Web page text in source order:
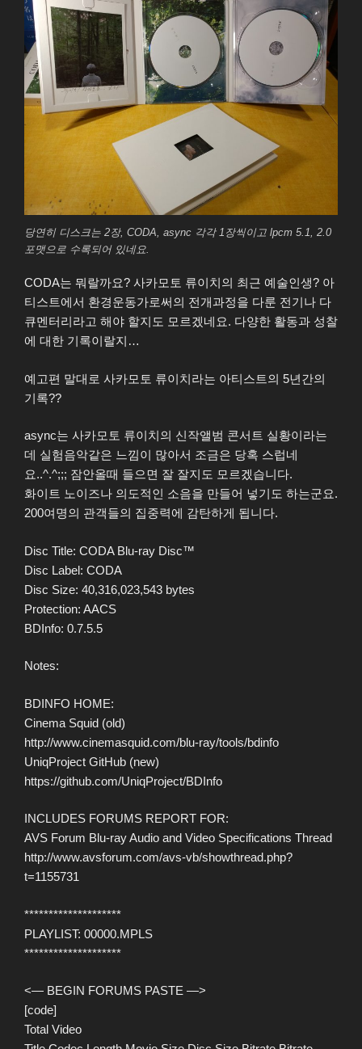
당연히 디스크는 2장, CODA, async 각각 1장씩이고 lpcm 5.1, 2.0
포맷으로 수록되어 있네요.
CODA는 뭐랄까요? 사카모토 류이치의 최근 예술인생? 아
티스트에서 환경운동가로써의 전개과정을 다룬 전기나 다
큐멘터리라고 해야 할지도 모르겠네요. 다양한 활동과 성찰
에 대한 기록이랄지…
예고편 말대로 사카모토 류이치라는 아티스트의 5년간의
기록??
async는 사카모토 류이치의 신작앨범 콘서트 실황이라는
데 실험음악같은 느낌이 많아서 조금은 당혹 스럽네
요..^.^;;; 잠안올때 들으면 잘 잘지도 모르겠습니다.
화이트 노이즈나 의도적인 소음을 만들어 넣기도 하는군요.
200여명의 관객들의 집중력에 감탄하게 됩니다.
Disc Title: CODA Blu-ray Disc™
Disc Label: CODA
Disc Size: 40,316,023,543 bytes
Protection: AACS
BDInfo: 0.7.5.5
Notes:
BDINFO HOME:
Cinema Squid (old)
http://www.cinemasquid.com/blu-ray/tools/bdinfo
UniqProject GitHub (new)
https://github.com/UniqProject/BDInfo
INCLUDES FORUMS REPORT FOR:
AVS Forum Blu-ray Audio and Video Specifications Thread
http://www.avsforum.com/avs-vb/showthread.php?
t=1155731
********************
PLAYLIST: 00000.MPLS
********************
<— BEGIN FORUMS PASTE —>
[code]
Total Video